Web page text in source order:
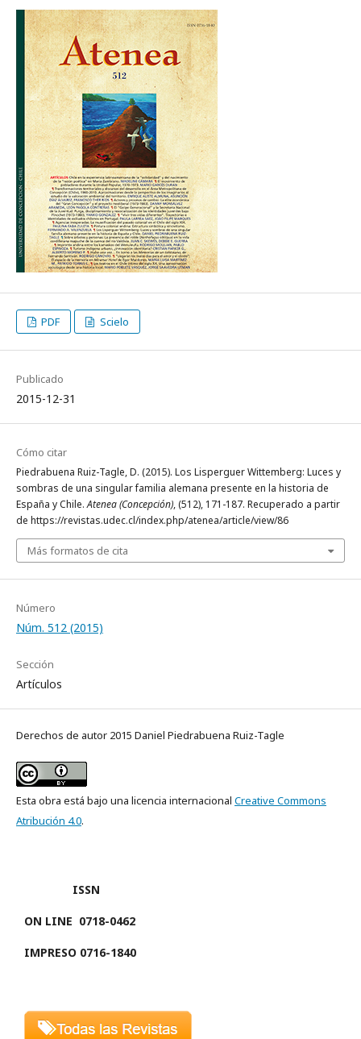
PDF Scielo
Publicado
2015-12-31
Cómo citar
Piedrabuena Ruiz-Tagle, D. (2015). Los Lisperguer Wittemberg: Luces y
sombras de una singular familia alemana presente en la historia de
España y Chile.Atenea (Concepción), (512), 171-187. Recuperado a partir
de https://revistas.udec.cl/index.php/atenea/article/view/86
Más formatos de cita
Número
Núm. 512 (2015)
Sección
Artículos
Derechos de autor 2015 Daniel Piedrabuena Ruiz-Tagle
Esta obra está bajo una licencia internacional Creative Commons
Atribución 4.0.
ISSN
ON LINE 0718-0462
IMPRESO 0716-1840